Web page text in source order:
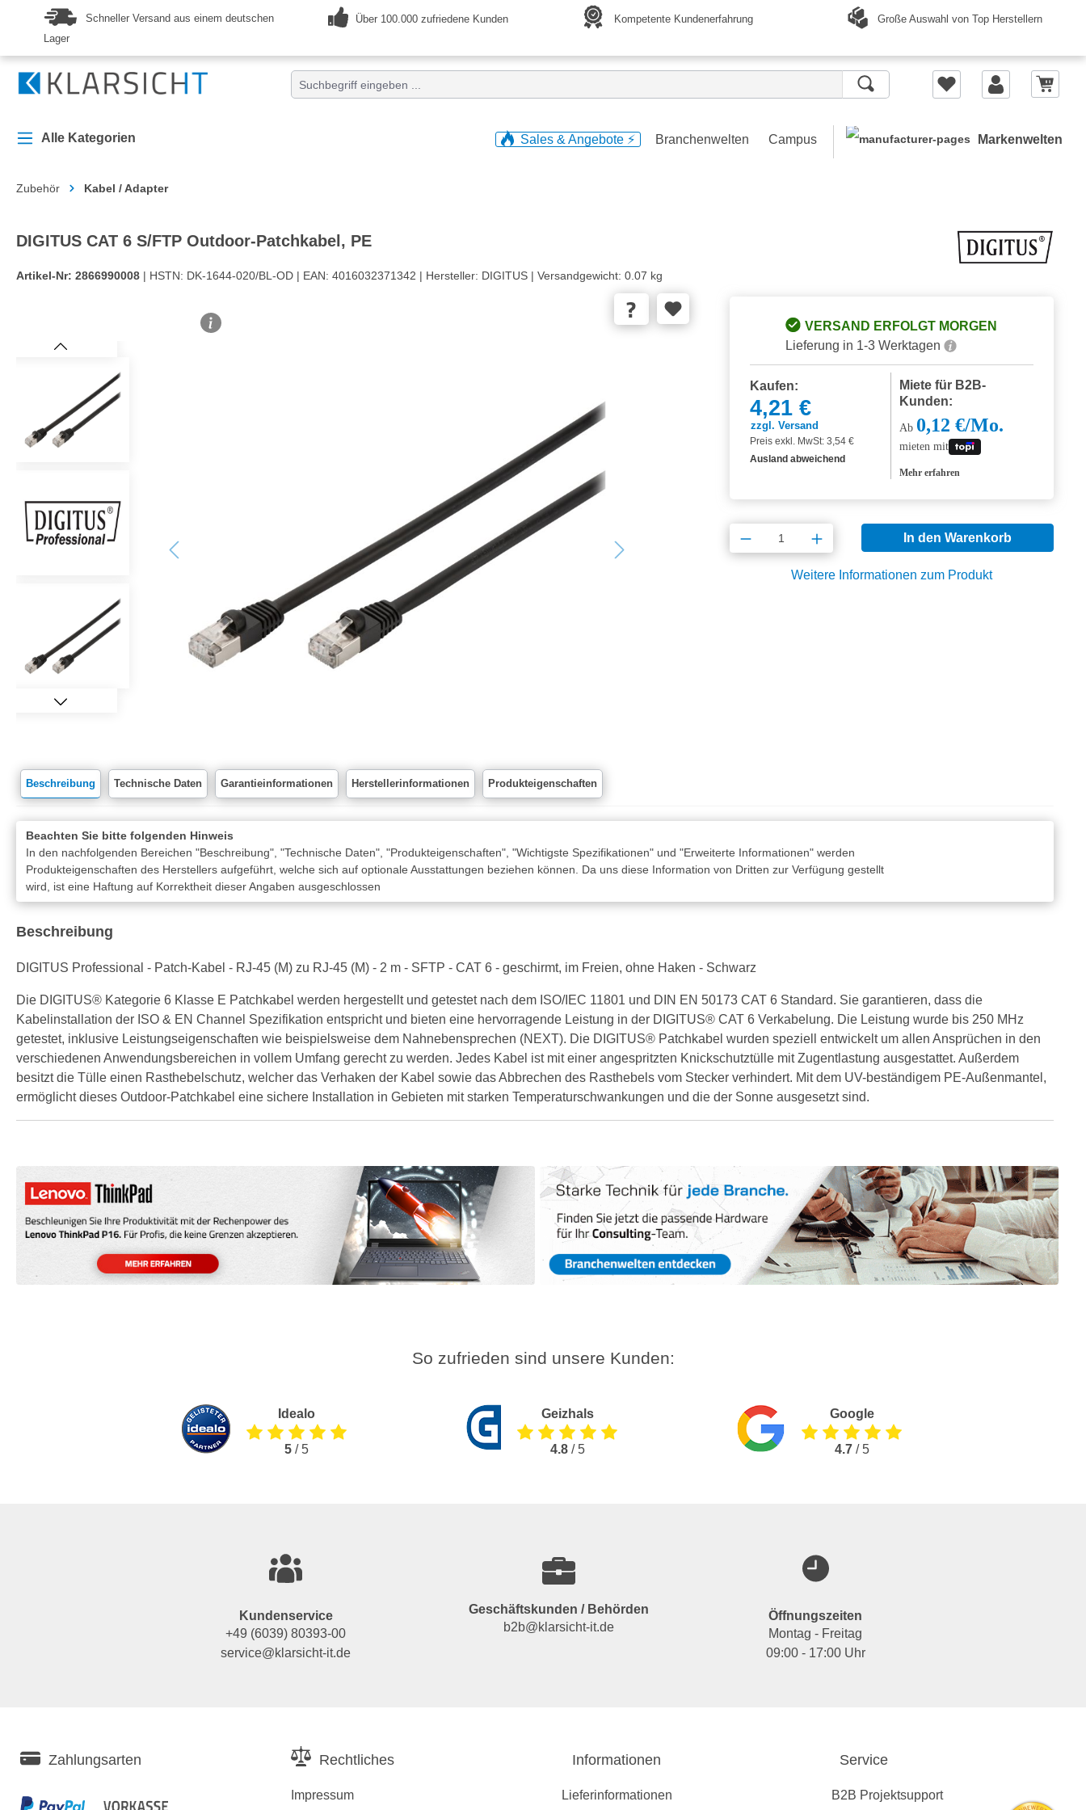
Zur Hauptnavigation springen
Schneller Versand aus einem deutschen
Lager
Über 100.000 zufriedene Kunden Kompetente Kundenerfahrung Große Auswahl von Top Herstellern
Alle Kategorien Sales & Angebote ⚡️ Branchenwelten Campus Markenwelten
Zubehör Kabel / Adapter
DIGITUS CAT 6 S/FTP Outdoor-Patchkabel, PE
Artikel-Nr: 2866990008 | HSTN: DK-1644-020/BL-OD | EAN: 4016032371342 | Hersteller: DIGITUS | Versandgewicht: 0.07 kg
Bildergalerie überspringen
VERSAND ERFOLGT MORGEN
Lieferung in 1-3 Werktagen
Kaufen:
4,21 €
zzgl. Versand
Preis exkl. MwSt: 3,54 €
Ausland abweichend
Miete für B2B-
Kunden:
Ab 0,12 €/Mo.
mieten mit
Mehr erfahren
Produkt Anzahl: Gib den gewünschten
In den Warenkorb
Weitere Informationen zum Produkt
Beschreibung Technische Daten Garantieinformationen Herstellerinformationen Produkteigenschaften
Beachten Sie bitte folgenden Hinweis
In den nachfolgenden Bereichen "Beschreibung", "Technische Daten", "Produkteigenschaften", "Wichtigste Spezifikationen" und "Erweiterte Informationen" werden
Produkteigenschaften des Herstellers aufgeführt, welche sich auf optionale Ausstattungen beziehen können. Da uns diese Information von Dritten zur Verfügung gestellt
wird, ist eine Haftung auf Korrektheit dieser Angaben ausgeschlossen
Beschreibung
DIGITUS Professional - Patch-Kabel - RJ-45 (M) zu RJ-45 (M) - 2 m - SFTP - CAT 6 - geschirmt, im Freien, ohne Haken - Schwarz
Die DIGITUS® Kategorie 6 Klasse E Patchkabel werden hergestellt und getestet nach dem ISO/IEC 11801 und DIN EN 50173 CAT 6 Standard. Sie garantieren, dass die
Kabelinstallation der ISO & EN Channel Spezifikation entspricht und bieten eine hervorragende Leistung in der DIGITUS® CAT 6 Verkabelung. Die Leistung wurde bis 250 MHz
getestet, inklusive Leistungseigenschaften wie beispielsweise dem Nahnebensprechen (NEXT). Die DIGITUS® Patchkabel wurden speziell entwickelt um allen Ansprüchen in den
verschiedenen Anwendungsbereichen in vollem Umfang gerecht zu werden. Jedes Kabel ist mit einer angespritzten Knickschutztülle mit Zugentlastung ausgestattet. Außerdem
besitzt die Tülle einen Rasthebelschutz, welcher das Verhaken der Kabel sowie das Abbrechen des Rasthebels vom Stecker verhindert. Mit dem UV-beständigem PE-Außenmantel,
ermöglicht dieses Outdoor-Patchkabel eine sichere Installation in Gebieten mit starken Temperaturschwankungen und die der Sonne ausgesetzt sind.
So zufrieden sind unsere Kunden:
Idealo
5/ 5
Geizhals
4.8/ 5
Google
4.7/ 5
Kundenservice
+49 (6039) 80393-00
service@klarsicht-it.de
Geschäftskunden / Behörden
b2b@klarsicht-it.de
Öffnungszeiten
Montag - Freitag
09:00 - 17:00 Uhr
Zahlungsarten Rechtliches
Impressum
Informationen
Lieferinformationen
Service
B2B Projektsupport